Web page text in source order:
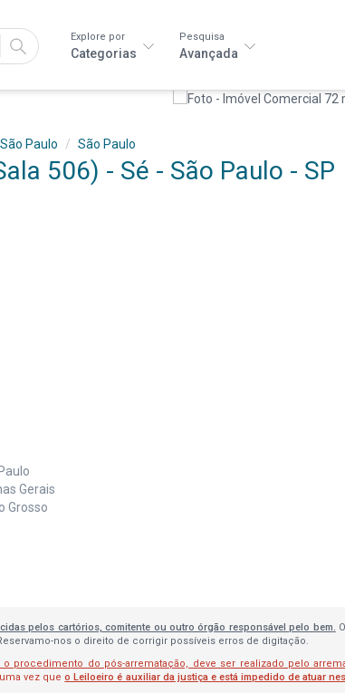
IR
Explore por
Categorias
Pesquisa
Avançada
São Paulo São Paulo
506) - Sé - São Paulo - SP
Gerais
Grosso
pelos cartórios, comitente ou outro órgão responsável pelo bem.
nos o direito de corrigir possíveis erros de digitação.
procedimento do pós-arrematação, deve ser realizado pelo
vez queo Leiloeiro é auxiliar da justiça e está impedido de atuar